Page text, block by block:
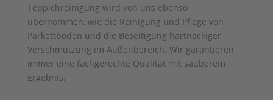
Teppichreinigung wird von uns ebenso
übernommen, wie die Reinigung und Pflege von
Parkettböden und die Beseitigung hartnäckiger
Verschmutzung im Außenbereich. Wir garantieren
immer eine fachgerechte Qualität mit sauberem
Ergebnis.